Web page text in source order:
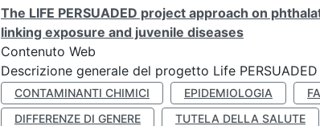
The LIFE PERSUADED project approach on
linking exposure and juvenile diseases
Contenuto Web
Descrizione generale del progetto Life PERSUADED
CONTAMINANTI CHIMICI EPIDEMIOLOGIA
DIFFERENZE DI GENERE
TUTELA DELLA SALUTE